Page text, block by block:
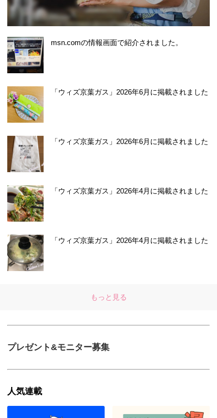
msn.comの情報画面で紹介されました。
「ウィズ京葉ガス」2026年6月に掲載されました
「ウィズ京葉ガス」2026年6月に掲載されました
「ウィズ京葉ガス」2026年4月に掲載されました
「ウィズ京葉ガス」2026年4月に掲載されました
もっと見る
プレゼント&モニター募集
人気連載